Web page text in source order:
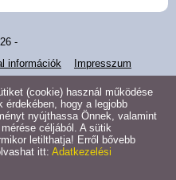
-
információk Impresszum
(cookie) használ működése
érdekében, hogy a legjobb
nyújthassa Önnek, valamint
céljából. A sütik
letilthatja! Erről bővebb
itt: Adatkezelési